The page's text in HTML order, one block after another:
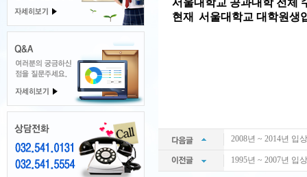
2008년 ~ 2014년 입
1995년 ~ 2007년 입